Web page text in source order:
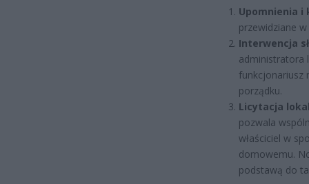
Upomnienia i
przewidziane
Interwencja
administratora
funkcjonariusz
porządku.
Licytacja
pozwala
właściciel w
domowemu.
podstawą do